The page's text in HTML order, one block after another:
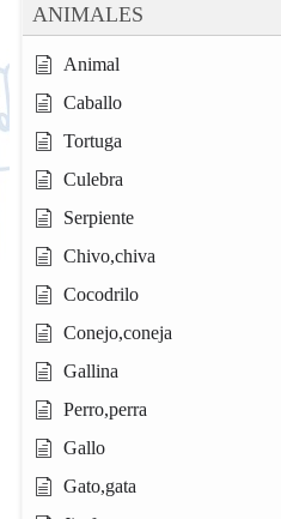
ANIMALES
Animal
Caballo
Tortuga
Culebra
Serpiente
Chivo,chiva
Cocodrilo
Conejo,coneja
Gallina
Perro,perra
Gallo
Gato,gata